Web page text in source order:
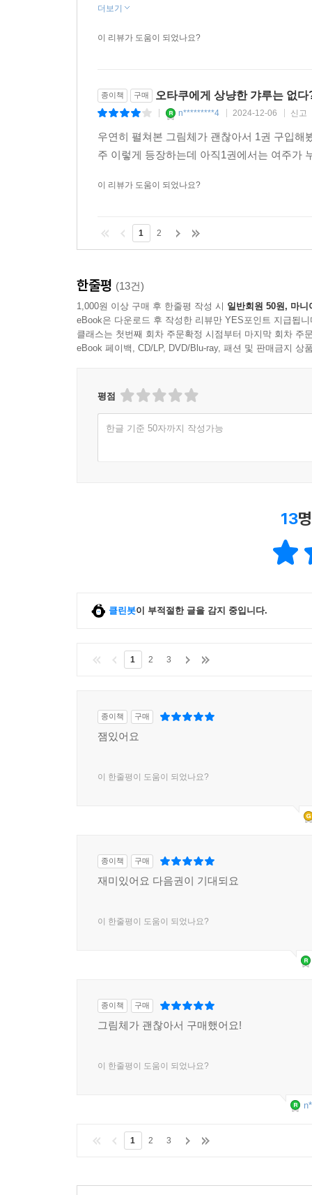
더보기
이 리뷰가 도움이 되었나요?
종이책 구매 오타쿠에게 상냥한 갸루는 없다
n*********4 2024-12-06 신고
우연히 펼쳐본 그림체가 괜찮아서 1권 구입
주 이렇게 등장하는데 아직1권에서는 여주가
이 리뷰가 도움이 되었나요?
1 2
한줄평 (13건)
1,000원 이상 구매 후 한줄평 작성 시 일반회원 50원, 마니
eBook은 다운로드 후 작성한 리뷰만 YES포인트 지급됩니
클래스는 첫번째 회차 주문확정 시점부터 마지막 회차 주
eBook 페이백, CD/LP, DVD/Blu-ray, 패션 및 판매금지 상
평점
한글 기준 50자까지 작성가능
13
클린봇이 부적절한 글을 감지 중입니다.
1 2 3
종이책 구매
잼있어요
이 한줄평이 도움이 되었나요?
종이책 구매
재미있어요 다음권이 기대되요
이 한줄평이 도움이 되었나요?
종이책 구매
그림체가 괜찮아서 구매했어요!
이 한줄평이 도움이 되었나요?
1 2 3